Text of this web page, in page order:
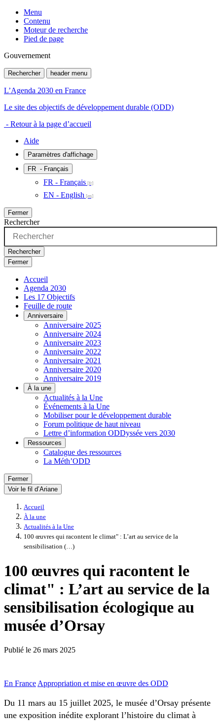
Menu
Contenu
Moteur de recherche
Pied de page
Gouvernement
Rechercher header menu
L’Agenda 2030 en France
Le site des objectifs de développement durable (ODD)
- Retour à la page d’accueil
Aide
Paramètres d'affichage
FR - Français
FR - Français
EN - English
Fermer
Rechercher
Rechercher
Fermer
Accueil
Agenda 2030
Les 17 Objectifs
Feuille de route
Anniversaire
Anniversaire 2025
Anniversaire 2024
Anniversaire 2023
Anniversaire 2022
Anniversaire 2021
Anniversaire 2020
Anniversaire 2019
À la une
Actualités à la Une
Événements à la Une
Mobiliser pour le développement durable
Forum politique de haut niveau
Lettre d’information ODDyssée vers 2030
Ressources
Catalogue des ressources
La Méth’ODD
Fermer
Voir le fil d’Ariane
Accueil
À la une
Actualités à la Une
100 œuvres qui racontent le climat" : L’art au service de la
sensibilisation (…)
100 œuvres qui racontent le
climat" : L’art au service de la
sensibilisation écologique au
musée d’Orsay
Publié le 26 mars 2025
En France Appropriation et mise en œuvre des ODD
Du 11 mars au 15 juillet 2025, le musée d’Orsay présente
une exposition inédite explorant l’histoire du climat à